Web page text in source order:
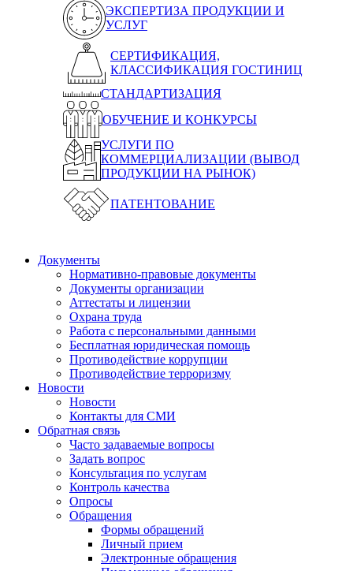
ЭКСПЕРТИЗА ПРОДУКЦИИ И
УСЛУГ
СЕРТИФИКАЦИЯ,
КЛАССИФИКАЦИЯ ГОСТИНИЦ
СТАНДАРТИЗАЦИЯ
ОБУЧЕНИЕ И КОНКУРСЫ
УСЛУГИ ПО
КОММЕРЦИАЛИЗАЦИИ (ВЫВОД
ПРОДУКЦИИ НА РЫНОК)
ПАТЕНТОВАНИЕ
Документы
Нормативно-правовые документы
Документы организации
Аттестаты и лицензии
Охрана труда
Работа с персональными данными
Бесплатная юридическая помощь
Противодействие коррупции
Противодействие терроризму
Новости
Новости
Контакты для СМИ
Обратная связь
Часто задаваемые вопросы
Задать вопрос
Консультация по услугам
Контроль качества
Опросы
Обращения
Формы обращений
Личный прием
Электронные обращения